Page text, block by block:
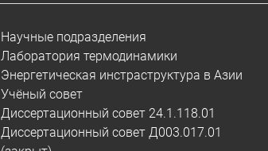
Научные подразделения
Лаборатория термодинамики
Энергетическая инстраструктура в Азии
Учёный совет
Диссертационный совет 24.1.118.01
Диссертационный совет Д003.017.01